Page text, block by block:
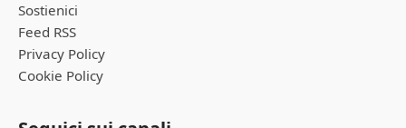
Sostienici
Feed RSS
Privacy Policy
Cookie Policy